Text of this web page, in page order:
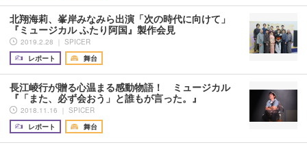
北翔海莉、峯岸みなみら出演「次の時代に向けて」
『ミュージカル ふたり阿国』製作会見
2019.2.28 ｜ SPICER
レポート
舞台
長江崚行が贈る心温まる感動物語！ ミュージカル
『「また、必ず会おう」と誰もが言った。』
2018.11.16 ｜ SPICER
レポート
舞台